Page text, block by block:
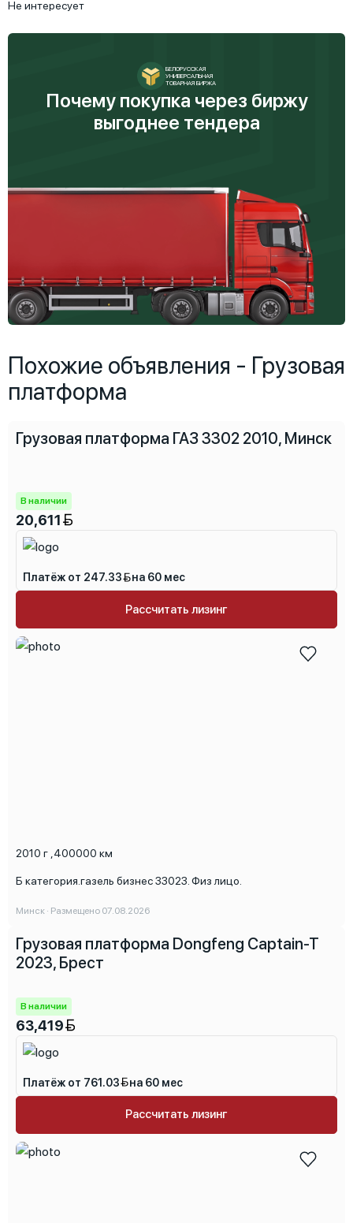
Не интересует
БЕЛОРУССКАЯ
УНИВЕРСАЛЬНАЯ
ТОВАРНАЯ БИРЖА
Почему покупка через биржу
выгоднее тендера
Похожие объявления - Грузовая
платформа
2010 г 400000 км
Б категория.газель бизнес 33023. Физ лицо.
Минск · Размещено 07.08.2026
Грузовая платформа ГАЗ 3302 2010, Минск
В наличии
20,611
Платёж от 247.33 на 60 мес
Рассчитать лизинг
Грузовая платформа Dongfeng Captain-T
2023, Брест
В наличии
63,419
Платёж от 761.03 на 60 мес
Рассчитать лизинг